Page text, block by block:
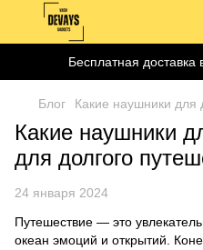
Бесплатная доставка
Блог Какие наушники для
Какие наушники
для долгого
24 января 2024
Путешествие — это
океан эмоций и открытий.